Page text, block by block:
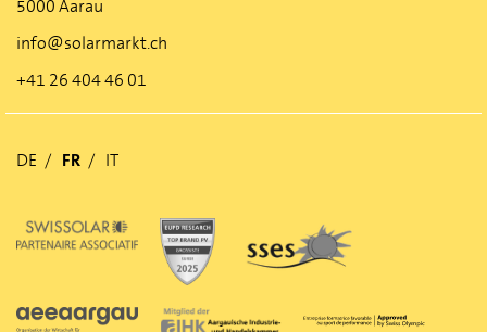
5000 Aarau
info@solarmarkt.ch
+41 26 404 46 01
DE FR IT